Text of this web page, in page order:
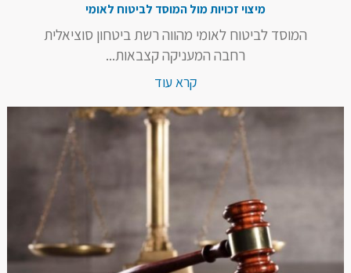
מיצוי זכויות מול המוסד לביטוח לאומי
המוסד לביטוח לאומי מהווה רשת ביטחון סוציאלית
רחבה המעניקה קצבאות...
קרא עוד